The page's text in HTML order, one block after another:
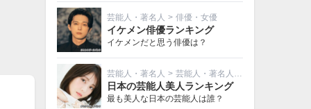
芸能人・著名人 > 俳優・女優
イケメン俳優ランキング
イケメンだと思う俳優は？
芸能人・著名人 > 芸能人・著名人その他
日本の芸能人美人ランキング
最も美人な日本の芸能人は誰？